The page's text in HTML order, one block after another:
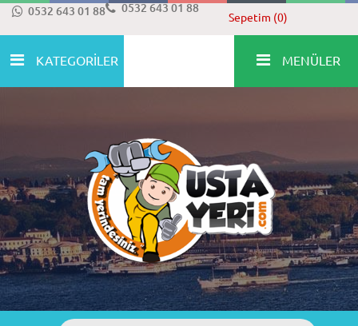
0532 643 01 88 0532 643 01 88
Sepetim (0)
KATEGORİLER MENÜLER